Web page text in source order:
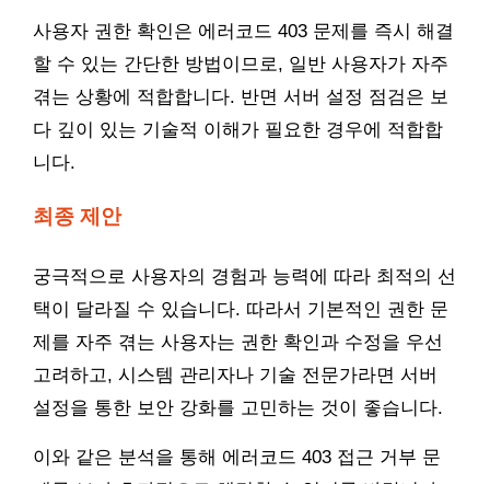
사용자 권한 확인은 에러코드 403 문제를 즉시 해결
할 수 있는 간단한 방법이므로, 일반 사용자가 자주
겪는 상황에 적합합니다. 반면 서버 설정 점검은 보
다 깊이 있는 기술적 이해가 필요한 경우에 적합합
니다.
최종 제안
궁극적으로 사용자의 경험과 능력에 따라 최적의 선
택이 달라질 수 있습니다. 따라서 기본적인 권한 문
제를 자주 겪는 사용자는 권한 확인과 수정을 우선
고려하고, 시스템 관리자나 기술 전문가라면 서버
설정을 통한 보안 강화를 고민하는 것이 좋습니다.
이와 같은 분석을 통해 에러코드 403 접근 거부 문